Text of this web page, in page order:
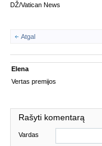
DŽ/Vatican News
Atgal
Elena
Vertas premijos
Rašyti komentarą
Vardas